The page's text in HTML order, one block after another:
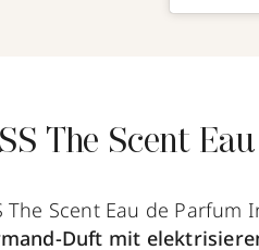
The Scent
The Scent Eau de
Duft mit